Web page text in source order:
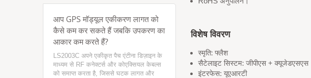
आप GPS मॉड्यूल एकीकरण लागत को
कैसे कम कर सकते हैं जबकि उपकरण का
आकार कम करते हैं?
LS2003C अपने एकीकृत पैच एंटीना डिज़ाइन के
माध्यम से RF कनेक्टर्स और कोएक्सियल केबल्स
को समाप्त करता है, जिससे घटक लागत और
विशेष विवरण
स्मृति: फ्लैश
सैटेलाइट सिस्टम: जीपीएस + क्यूजेडएसएस
इंटरफेस: यूएआरटी